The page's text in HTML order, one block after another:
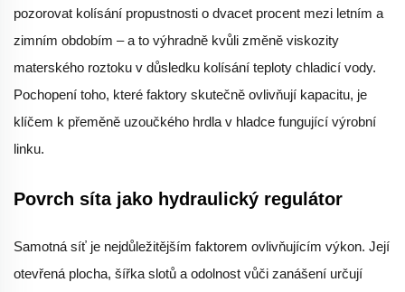
pozorovat kolísání propustnosti o dvacet procent mezi letním a
zimním obdobím – a to výhradně kvůli změně viskozity
materského roztoku v důsledku kolísání teploty chladicí vody.
Pochopení toho, které faktory skutečně ovlivňují kapacitu, je
klíčem k přeměně uzoučkého hrdla v hladce fungující výrobní
linku.
Povrch síta jako hydraulický regulátor
Samotná síť je nejdůležitějším faktorem ovlivňujícím výkon. Její
otevřená plocha, šířka slotů a odolnost vůči zanášení určují